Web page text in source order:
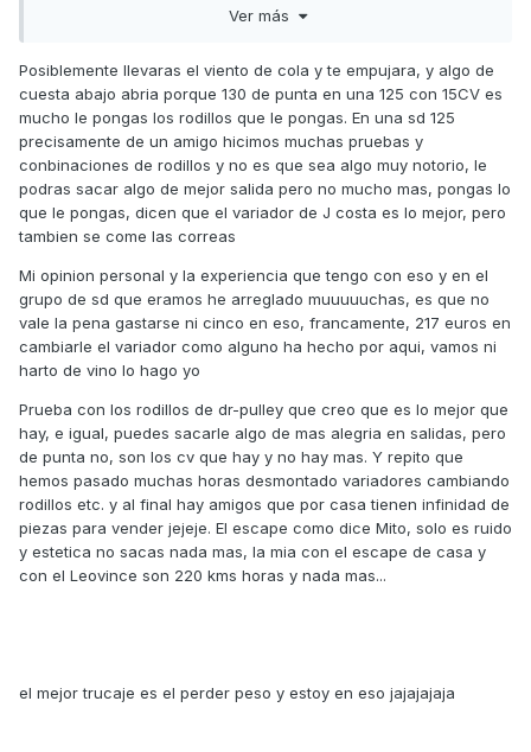
Quisiera saber con qué rodillos (gramaje) te lo
Yo le puse los de 11,8gr, y además tengo el escape
JCosta.
Un saludo!
(Pues en llano superado los 125kmh y llevo mismo
gramaje 11,8gr y nada mas,cuantos cv es la tulla)
Enviado desde mi Redmi Note 4 mediante Tapatalk
Ver más
Ver más
Posiblemente llevaras el viento de cola y te empujara, y algo de
cuesta abajo abria porque 130 de punta en una 125 con 15CV es
mucho le pongas los rodillos que le pongas. En una sd 125
precisamente de un amigo hicimos muchas pruebas y
conbinaciones de rodillos y no es que sea algo muy notorio, le
podras sacar algo de mejor salida pero no mucho mas, pongas lo
que le pongas, dicen que el variador de J costa es lo mejor, pero
tambien se come las correas
Mi opinion personal y la experiencia que tengo con eso y en el
grupo de sd que eramos he arreglado muuuuuchas, es que no
vale la pena gastarse ni cinco en eso, francamente, 217 euros en
cambiarle el variador como alguno ha hecho por aqui, vamos ni
harto de vino lo hago yo
Prueba con los rodillos de dr-pulley que creo que es lo mejor que
hay, e igual, puedes sacarle algo de mas alegria en salidas, pero
de punta no, son los cv que hay y no hay mas. Y repito que
hemos pasado muchas horas desmontado variadores cambiando
rodillos etc. y al final hay amigos que por casa tienen infinidad de
piezas para vender jejeje. El escape como dice Mito, solo es ruido
y estetica no sacas nada mas, la mia con el escape de casa y
con el Leovince son 220 kms horas y nada mas...
el mejor trucaje es el perder peso y estoy en eso jajajajaja